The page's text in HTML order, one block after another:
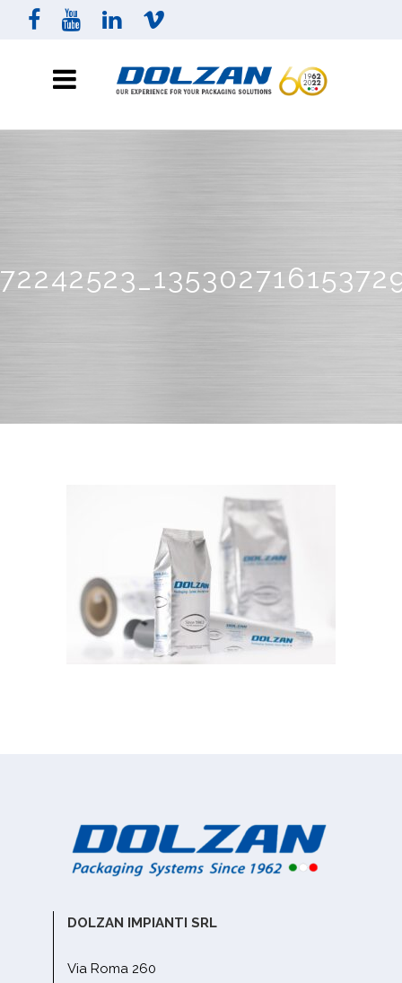
DOLZAN IMPIANTI SRL
Via Roma 260